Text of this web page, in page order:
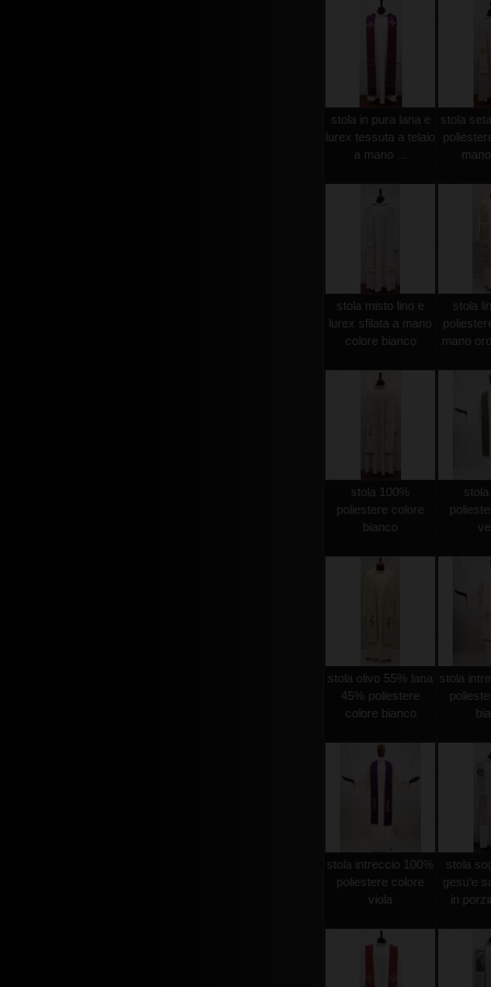
stola in pura lana e
lurex tessuta a telaio
a mano ...
stola
stola misto lino e
lurex sfilata a mano
colore bianco
stola
mano
stola 100%
poliestere colore
bianco
stola olivo 55% lana
45% poliestere
colore bianco
stola
stola intreccio 100%
poliestere colore
viola
stola
gesu'e
in